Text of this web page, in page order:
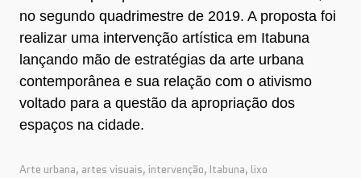
no segundo quadrimestre de 2019. A proposta foi
realizar uma intervenção artística em Itabuna
lançando mão de estratégias da arte urbana
contemporânea e sua relação com o ativismo
voltado para a questão da apropriação dos
espaços na cidade.
Arte urbana, artes visuais, intervenção, Itabuna, lixo